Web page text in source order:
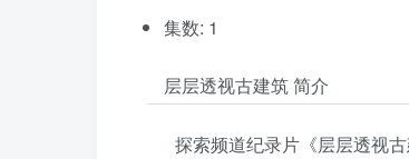
集数: 1
层层透视古建筑 简介
探索频道纪录片《层层透视